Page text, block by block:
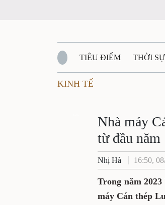
TIÊU ĐIỂM THỜI
QUỐC PHÒNG - AN NINH
QUÊ HƯƠNG - ĐẤT NƯỚC
KINH TẾ
Nhà máy
từ đầu năm
Nhị Hà 16:50,
Trong năm
máy Cán thép